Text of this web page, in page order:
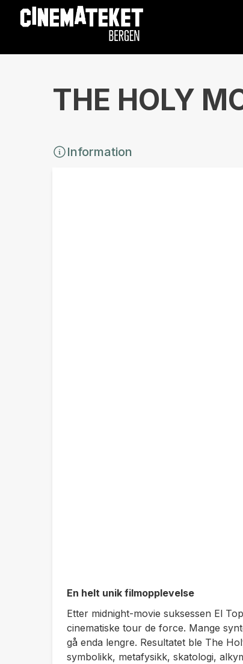
THE HOLY
Information
En helt unik filmopplevelse
Etter midnight-movie suksessen El
cinematiske tour de force. Mange
gå enda lengre. Resultatet ble The
symbolikk, metafysikk, skatologi,